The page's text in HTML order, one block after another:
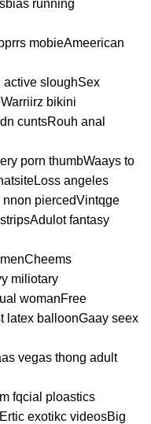
running
mobieAmeerican
active sloughSex
bikini
cuntsRouh anal
porn thumbWaays to
angeles
piercedVintqge
fantasy
miliotary
womanFree
latex balloonGaay seex
vegas thong adult
fqcial ploastics
exotikc videosBig